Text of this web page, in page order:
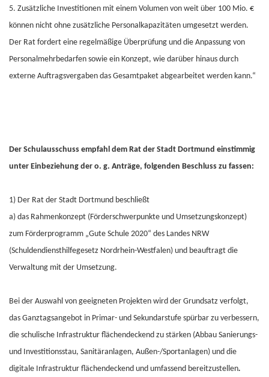
5. Zusätzliche Investitionen mit einem Volumen von weit über 100 Mio. €
können nicht ohne zusätzliche Personalkapazitäten umgesetzt werden.
Der Rat fordert eine regelmäßige Überprüfung und die Anpassung von
Personalmehrbedarfen sowie ein Konzept, wie darüber hinaus durch
externe Auftragsvergaben das Gesamtpaket abgearbeitet werden kann.“
Der Schulausschuss empfahl dem Rat der Stadt Dortmund einstimmig
unter Einbeziehung der o. g. Anträge, folgenden Beschluss zu fassen:
1) Der Rat der Stadt Dortmund beschließt
a) das Rahmenkonzept (Förderschwerpunkte und Umsetzungskonzept)
zum Förderprogramm „Gute Schule 2020“ des Landes NRW
(Schuldendiensthilfegesetz Nordrhein-Westfalen) und beauftragt die
Verwaltung mit der Umsetzung.
Bei der Auswahl von geeigneten Projekten wird der Grundsatz verfolgt,
das Ganztagsangebot in Primar- und Sekundarstufe spürbar zu verbessern,
die schulische Infrastruktur flächendeckend zu stärken (Abbau Sanierungs-
und Investitionsstau, Sanitäranlagen, Außen-/Sportanlagen) und die
digitale Infrastruktur flächendeckend und umfassend bereitzustellen.